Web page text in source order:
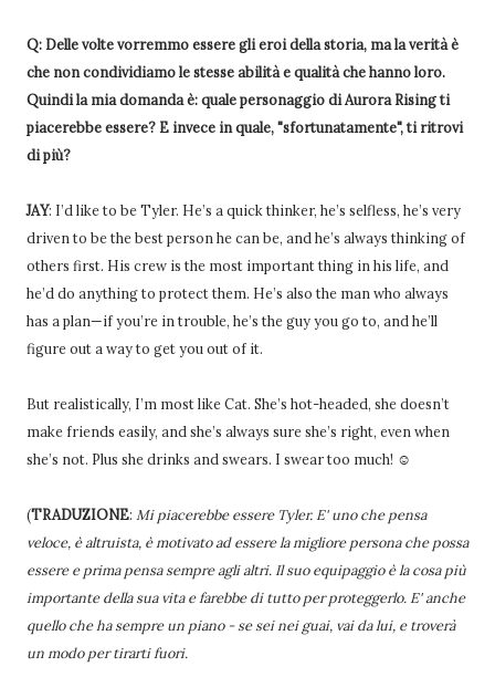
Q: Delle volte vorremmo essere gli eroi della storia, ma la verità è
che non condividiamo le stesse abilità e qualità che hanno loro.
Quindi la mia domanda è: quale personaggio di Aurora Rising ti
piacerebbe essere? E invece in quale, "sfortunatamente", ti ritrovi
di più?
JAY: I’d like to be Tyler. He’s a quick thinker, he’s selfless, he’s very
driven to be the best person he can be, and he’s always thinking of
others first. His crew is the most important thing in his life, and
he’d do anything to protect them. He’s also the man who always
has a plan—if you’re in trouble, he’s the guy you go to, and he’ll
figure out a way to get you out of it.
But realistically, I’m most like Cat. She’s hot-headed, she doesn’t
make friends easily, and she’s always sure she’s right, even when
she’s not. Plus she drinks and swears. I swear too much! ☺
(TRADUZIONE: Mi piacerebbe essere Tyler. E' uno che pensa
veloce, è altruista, è motivato ad essere la migliore persona che possa
essere e prima pensa sempre agli altri. Il suo equipaggio è la cosa più
importante della sua vita e farebbe di tutto per proteggerlo. E' anche
quello che ha sempre un piano - se sei nei guai, vai da lui, e troverà
un modo per tirarti fuori.